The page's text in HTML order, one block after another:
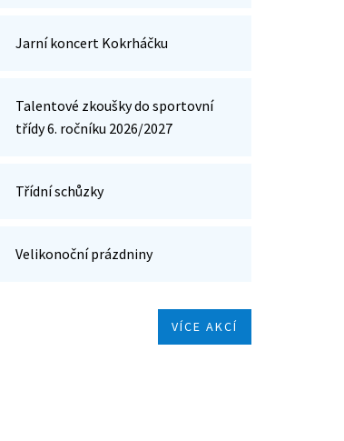
Jarní koncert Kokrháčku
Talentové zkoušky do sportovní
třídy 6. ročníku 2026/2027
Třídní schůzky
Velikonoční prázdniny
VÍCE AKCÍ